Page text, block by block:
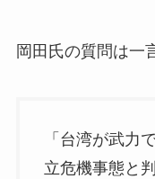
岡田氏の質問は一
「台湾が武力
立危機事態と